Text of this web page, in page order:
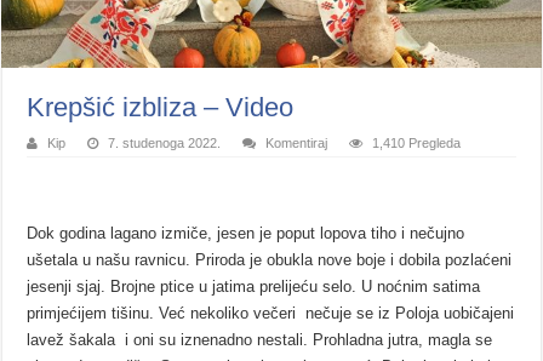
Krepšić izbliza – Video
Kip 7. studenoga 2022. Komentiraj 1,410 Pregleda
Dok godina lagano izmiče, jesen je poput lopova tiho i nečujno
ušetala u našu ravnicu. Priroda je obukla nove boje i dobila pozlaćeni
jesenji sjaj. Brojne ptice u jatima prelijeću selo. U noćnim satima
primjećijem tišinu. Već nekoliko večeri nečuje se iz Poloja uobičajeni
lavež šakala i oni su iznenadno nestali. Prohladna jutra, magla se